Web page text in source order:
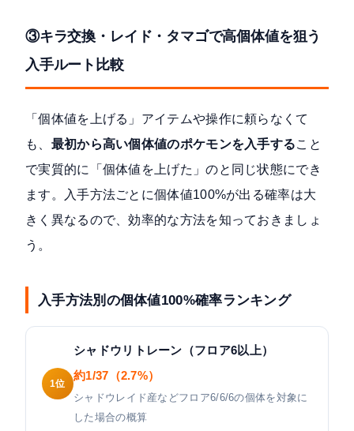
③キラ交換・レイド・タマゴで高個体値を狙う
入手ルート比較
「個体値を上げる」アイテムや操作に頼らなくて
も、 最初から高い個体値のポケモンを入手すること
で実質的に「個体値を上げた」のと同じ状態にでき
ます。入手方法ごとに個体値100%が出る確率は大
きく異なるので、効率的な方法を知っておきましょ
う。
入手方法別の個体値100%確率ランキング
1位
シャドウリトレーン（フロア6以上）
約1/37（2.7%）
シャドウレイド産などフロア6/6/6の個体を対象に
した場合の概算